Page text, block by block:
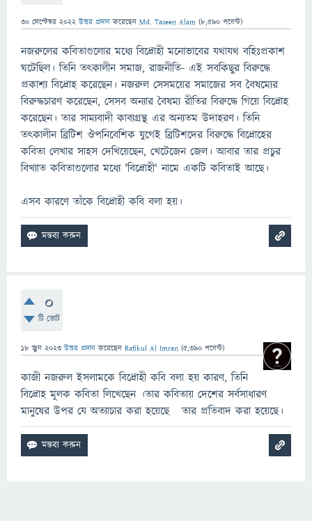
30 সেপ্টেম্বর 2022 উত্তর প্রদান করেছেন Md. Taseen Alam (8,590 পয়েন্ট)
নজরুলের কবিতাগুলোর মধ্যে বিদ্রোহী মনোভাবের যথাযথ বহিঃপ্রকাশ
ঘটেছিল। তিনি তৎকালীন সমাজ, রাজনীতি- এই সবকিছুর বিরুদ্ধে
প্রকাশ্য বিদ্রোহ করেছেন। নজরুল সেসময়ের সমাজের সব বৈষম্যের
বিরুদ্ধচারণ করেছেন, সেসব অন্যার বৈষম্য রীতির বিরুদ্ধে গিয়ে বিদ্রোহ
করেছেন। তার সাম্যবাদী কাব্যগ্রন্থ এর অন্যতম উদাহরণ। তিনি
তৎকালীন ব্রিটিশ ঔপনিবেশিক যুগেই ব্রিটিশদের বিরুদ্ধে বিদ্রোহের
কবিতা লেখার সাহস দেখিয়েছেন, খেটেজেন জেল। আবার তার প্রচুর
বিখ্যাত কবিতাগুলোর মধ্যে 'বিদ্রোহী' নামে একটি কবিতাই আছে।
এসব কারণে তাঁকে বিদ্রোহী কবি বলা হয়।
0
টি ভোট
18 জুন 2023 উত্তর প্রদান করেছেন Rafikul Al Imran (5,390 পয়েন্ট)
কাজী নজরুল ইসলামকে বিদ্রোহী কবি বলা হয় কারণ, তিনি
বিদ্রোহ মূলক কবিতা লিখেছেন ।তার কবিতায় দেশের সর্বসাধারণ
মানুষের উপর যে অত্যাচার করা হয়েছে তার প্রতিবাদ করা হয়েছে।